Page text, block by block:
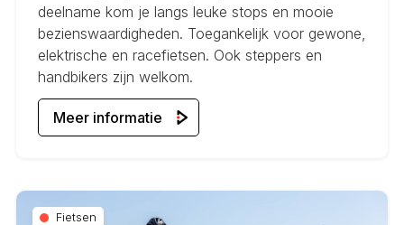
deelname kom je langs leuke stops en mooie
bezienswaardigheden. Toegankelijk voor gewone,
elektrische en racefietsen. Ook steppers en
handbikers zijn welkom.
Meer informatie
Fietsen